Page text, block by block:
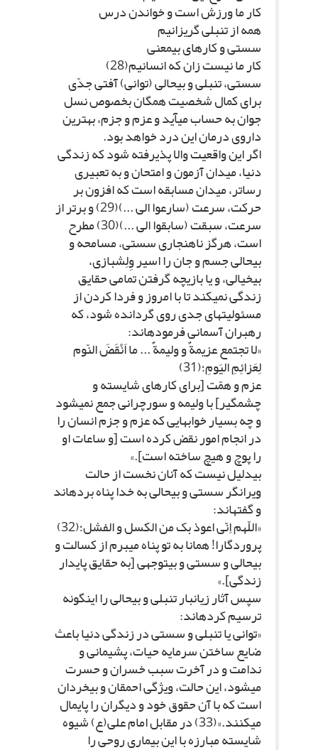
کار ما ورزش است و خواندن درس‏
همه از تنبلى گریزانیم‏
سستى و کارهاى بى‏معنى‏
کار ما نیست زان که انسانیم(28)
سستى، تنبلى و بى‏حالى (توانى) آفتى جدّى
براى کمال شخصیت همگان بخصوص نسل
جوان به حساب مى‏آید و عزم و جزم، بهترین
داروى درمان این درد خواهد بود.
اگر این واقعیت والا پذیرفته شود که زندگى
دنیا، میدان آزمون و امتحان و به تعبیرى
رساتر، میدان مسابقه است که افزون بر
حرکت، سرعت (سارعوا الى ...)(29) و برتر از
سرعت، سبقت (سابقوا الى ...)(30) مطرح
است، هرگز ناهنجارى سستى، مسامحه و
بى‏حالى جسم و جان را اسیر وِلِش‏بازى،
بى‏خیالى، و یا بازیچه گرفتن تمامى حقایق
زندگى نمى‏کند تا با امروز و فردا کردن از
مسئولیت‏هاى جدى روى گردانده شود، که
رهبران آسمانى فرموده‏اند:
«لا تجتمع عزیمةٌ و ولیمةٌ ... ما اَنْقَضَ النّوم
لِعَزائِمِ الیَومِ؛(31)
عزم و همّت [براى کارهاى شایسته و
چشمگیر] با ولیمه و سورچرانى جمع نمى‏شود
و چه بسیار خواب‏هایى که عزم و جزم انسان را
در انجام امور نقض کرده است [و ساعات او
را پوچ و هیچ ساخته است‏].»
بى‏دلیل نیست که آنان نخست از حالت
ویرانگر سستى و بى‏حالى به خدا پناه برده‏اند
و گفته‏اند:
«اللّهم اِنّى اعوذ بک من الکسل و الفشل؛(32)
پروردگارا! همانا به تو پناه مى‏برم از کسالت و
بى‏حالى و سستى و بى‏توجهى [به حقایق پایدار
زندگى‏].»
سپس آثار زیانبار تنبلى و بى‏حالى را این‏گونه
ترسیم کرده‏اند:
«توانى یا تنبلى و سستى در زندگى دنیا باعث
ضایع ساختن سرمایه حیات، پشیمانى و
ندامت و در آخرت سبب خسران و حسرت
مى‏شود، این حالت، ویژگى احمقان و بى‏خردان
است که با آن حقوق خود و دیگران را پایمال
مى‏کنند.»(33) در مقابل امام على(ع) شیوه
شایسته مبارزه با این بیمارى روحى را